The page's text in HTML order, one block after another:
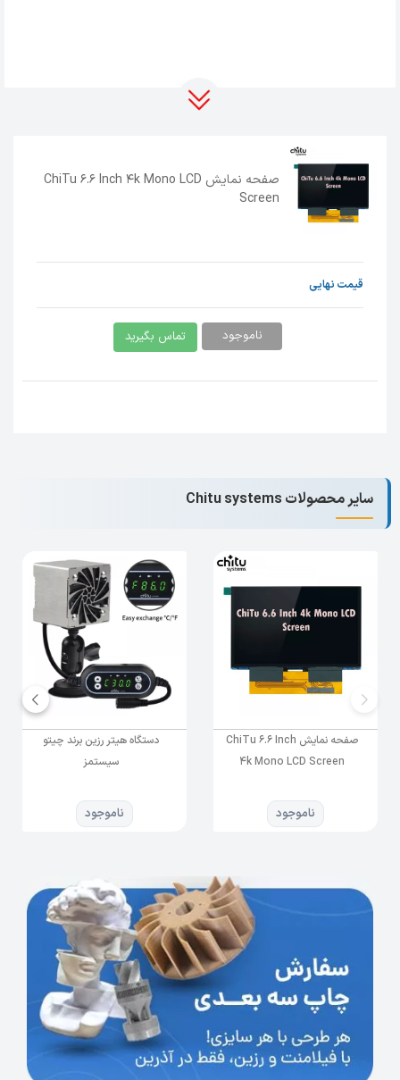
صفحه نمایش ChiTu 6.6 Inch 4k Mono LCD
Screen
قیمت نهایی
ناموجود تماس بگیرید
سایر محصولات Chitu systems
صفحه نمایش ChiTu 6.6 Inch
4k Mono LCD Screen
ناموجود
دستگاه هیتر رزین برند چیتو
سیستمز
ناموجود